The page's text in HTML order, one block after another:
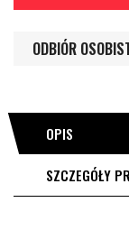
ODBIÓR
OPIS
SZCZEGÓŁY